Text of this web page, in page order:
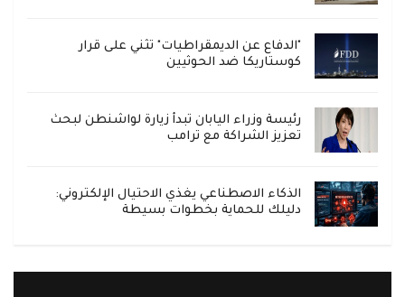
"الدفاع عن الديمقراطيات" تثني على قرار
كوستاريكا ضد الحوثيين
رئيسة وزراء اليابان تبدأ زيارة لواشنطن لبحث
تعزيز الشراكة مع ترامب
الذكاء الاصطناعي يغذي الاحتيال الإلكتروني:
دليلك للحماية بخطوات بسيطة